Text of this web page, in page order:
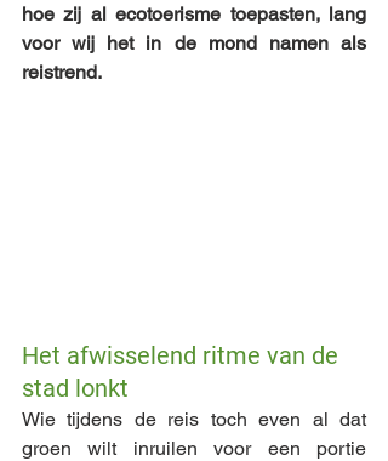
hoe zij al ecotoerisme toepasten, lang
voor wij het in de mond namen als
reistrend.
Het afwisselend ritme van de
stad lonkt
Wie tijdens de reis toch even al dat
groen wilt inruilen voor een portie